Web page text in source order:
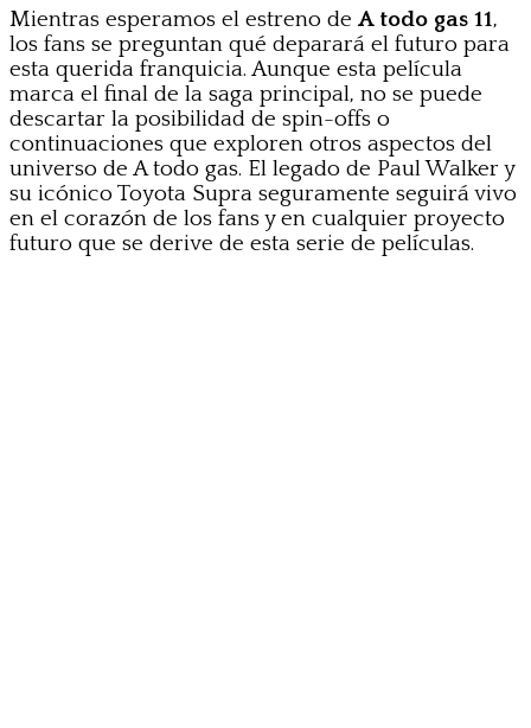
Mientras esperamos el estreno de A todo gas 11,
los fans se preguntan qué deparará el futuro para
esta querida franquicia. Aunque esta película
marca el final de la saga principal, no se puede
descartar la posibilidad de spin-offs o
continuaciones que exploren otros aspectos del
universo de A todo gas. El legado de Paul Walker y
su icónico Toyota Supra seguramente seguirá vivo
en el corazón de los fans y en cualquier proyecto
futuro que se derive de esta serie de películas.